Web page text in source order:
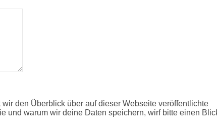
den Überblick über auf dieser Webseite veröffentlichte
und warum wir deine Daten speichern, wirf bitte einen